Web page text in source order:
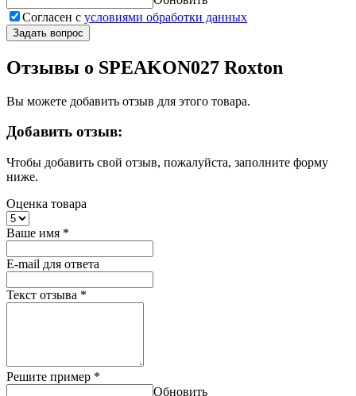
Согласен с условиями обработки данных
Задать вопрос
Отзывы о SPEAKON027 Roxton
Вы можете добавить отзыв для этого товара.
Добавить отзыв:
Чтобы добавить свой отзыв, пожалуйста, заполните форму
ниже.
Оценка товара
Ваше имя *
E-mail для ответа
Текст отзыва *
Решите пример *
Обновить